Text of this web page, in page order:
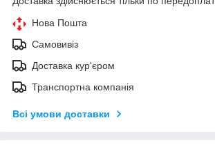
Нова Пошта
Самовивіз
Доставка кур'єром
Транспортна компанія
Всі умови доставки